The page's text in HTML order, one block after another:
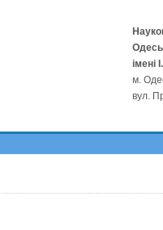
імені
м.
вул.